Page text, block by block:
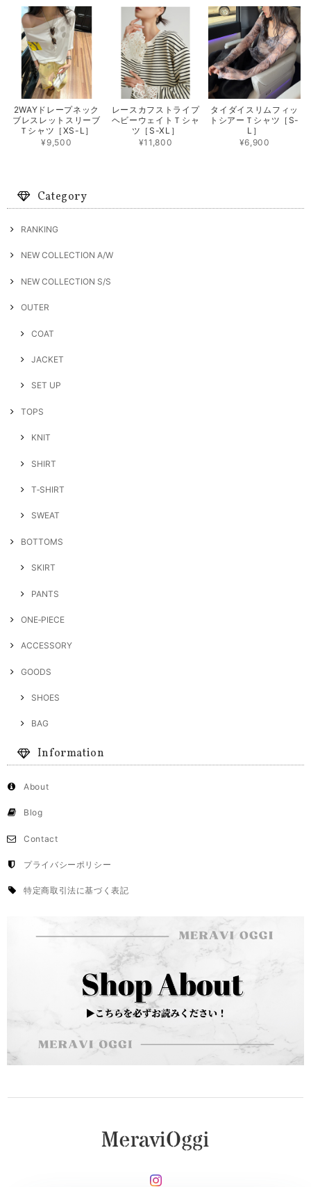
2WAYドレープネック
ブレスレットスリーブ
Ｔシャツ［XS-L］
¥9,500
レースカフストライプ
ヘビーウェイトＴシャ
ツ［S-XL］
¥11,800
タイダイスリムフィッ
トシアーＴシャツ［S-
L］
¥6,900
Category
RANKING
NEW COLLECTION A/W
NEW COLLECTION S/S
OUTER
COAT
JACKET
SET UP
TOPS
KNIT
SHIRT
T‐SHIRT
SWEAT
BOTTOMS
SKIRT
PANTS
ONE‐PIECE
ACCESSORY
GOODS
SHOES
BAG
Information
About
Blog
Contact
プライバシーポリシー
特定商取引法に基づく表記